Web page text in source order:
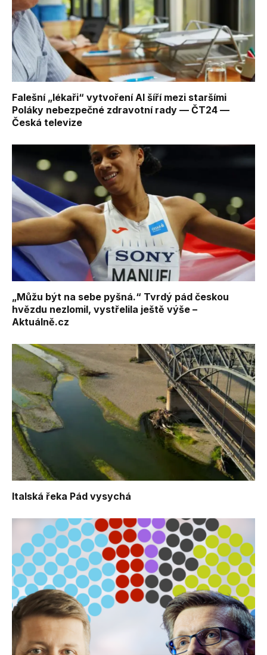
Falešní „lékaři“ vytvoření AI šíří mezi staršími
Poláky nebezpečné zdravotní rady — ČT24 —
Česká televize
„Můžu být na sebe pyšná.“ Tvrdý pád českou
hvězdu nezlomil, vystřelila ještě výše –
Aktuálně.cz
Italská řeka Pád vysychá